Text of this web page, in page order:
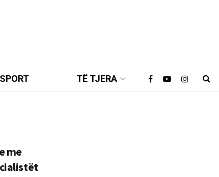
SPORT TË TJERA
me